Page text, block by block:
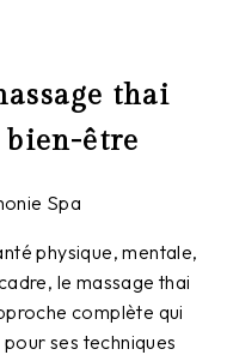
thai
être
Spa
physique, mentale,
le massage thai
complète qui
ses techniques